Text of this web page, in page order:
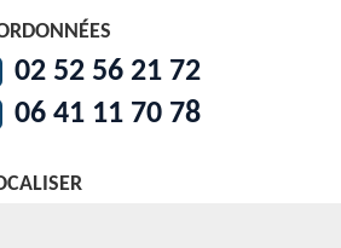
02 52 56 21 72
06 41 11 70 78